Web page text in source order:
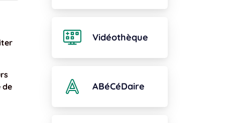
de
Vidéothèque
ABéCéDaire